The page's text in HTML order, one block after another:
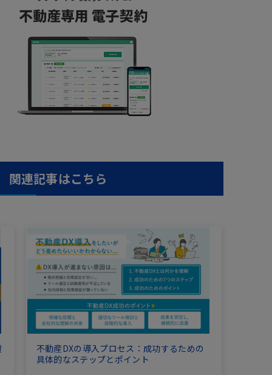
関連記事はこちら
不動産DXの導入プロセス：成功するための
具体的なステップとポイント